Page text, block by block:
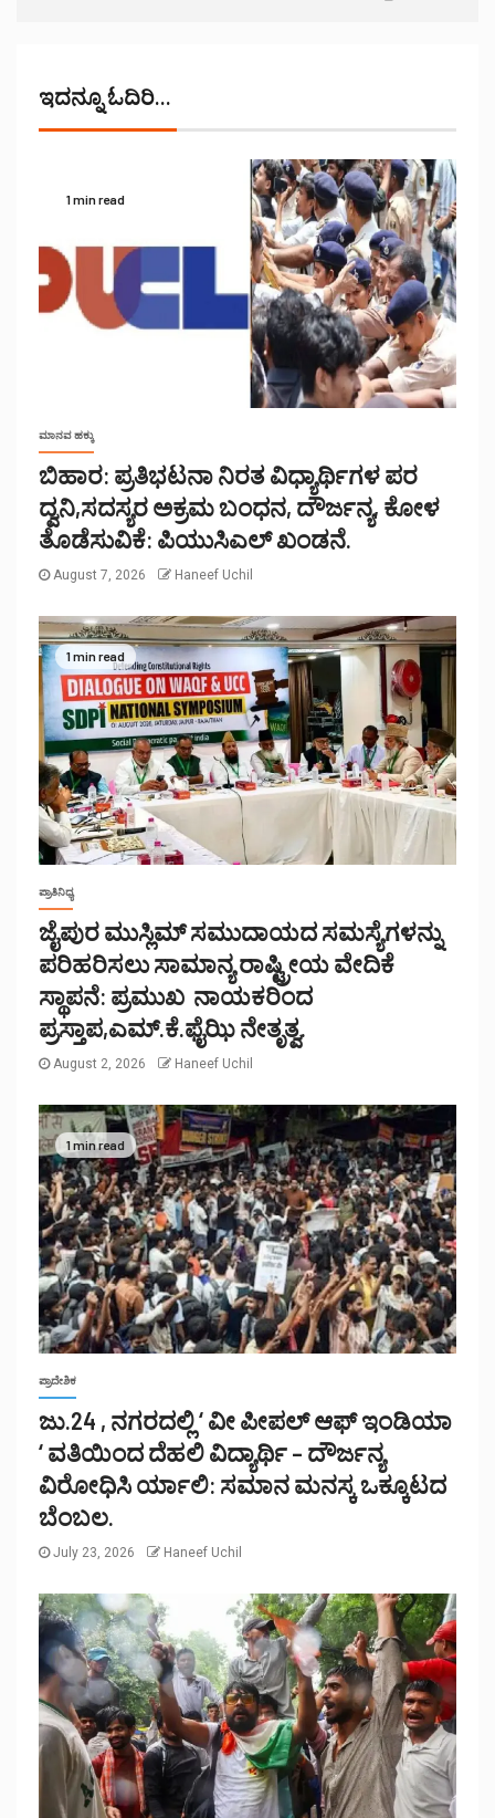
ಇದನ್ನೂ ಓದಿರಿ...
1 min read
ಮಾನವ ಹಕ್ಕು
ಬಿಹಾರ: ಪ್ರತಿಭಟನಾ ನಿರತ ವಿಧ್ಯಾರ್ಥಿಗಳ ಪರ
ದ್ವನಿ,ಸದಸ್ಯರ ಅಕ್ರಮ ಬಂಧನ, ದೌರ್ಜನ್ಯ, ಕೋಳ
ತೊಡೆಸುವಿಕೆ: ಪಿಯುಸಿಎಲ್ ಖಂಡನೆ.
August 7, 2026 Haneef Uchil
1 min read
ಪ್ರಾತಿನಿಧ್ಯ
ಜೈಪುರ ಮುಸ್ಲಿಮ್ ಸಮುದಾಯದ ಸಮಸ್ಯೆಗಳನ್ನು
ಪರಿಹರಿಸಲು ಸಾಮಾನ್ಯ ರಾಷ್ಟ್ರೀಯ ವೇದಿಕೆ
ಸ್ಥಾಪನೆ: ಪ್ರಮುಖ ನಾಯಕರಿಂದ
ಪ್ರಸ್ತಾಪ,ಎಮ್.ಕೆ.ಫೈಝಿ ನೇತೃತ್ವ.
August 2, 2026 Haneef Uchil
1 min read
ಪ್ರಾದೇಶಿಕ
ಜು.24 , ನಗರದಲ್ಲಿ ‘ ವೀ ಪೀಪಲ್ ಆಫ್ ಇಂಡಿಯಾ
‘ ವತಿಯಿಂದ ದೆಹಲಿ ವಿದ್ಯಾರ್ಥಿ – ದೌರ್ಜನ್ಯ
ವಿರೋಧಿಸಿ ರ್ಯಾಲಿ: ಸಮಾನ ಮನಸ್ಕ ಒಕ್ಕೂಟದ
ಬೆಂಬಲ.
July 23, 2026 Haneef Uchil